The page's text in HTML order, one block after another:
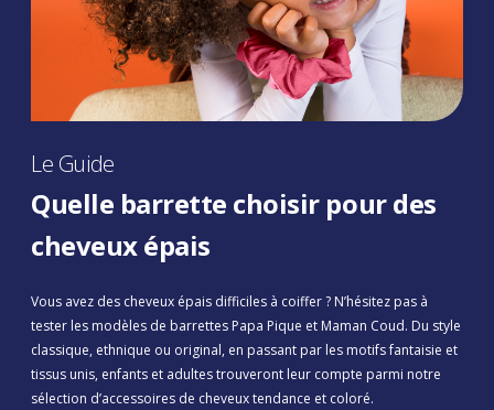
Le Guide
Quelle barrette choisir pour des
cheveux épais
Vous avez des cheveux épais difficiles à coiffer ? N’hésitez pas à
tester les modèles de barrettes Papa Pique et Maman Coud. Du style
classique, ethnique ou original, en passant par les motifs fantaisie et
tissus unis, enfants et adultes trouveront leur compte parmi notre
sélection d’accessoires de cheveux tendance et coloré.